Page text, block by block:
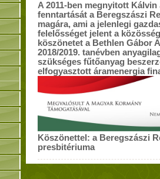
A 2011-ben megnyitott
fenntartását a Beregszászi
magára, ami a jelenlegi
felelősséget jelent a
köszönetet a Bethlen Gábor
2018/2019. tanévben
szükséges fűtőanyag
elfogyasztott áramenergia
Köszönettel: a Beregszászi
presbitériuma